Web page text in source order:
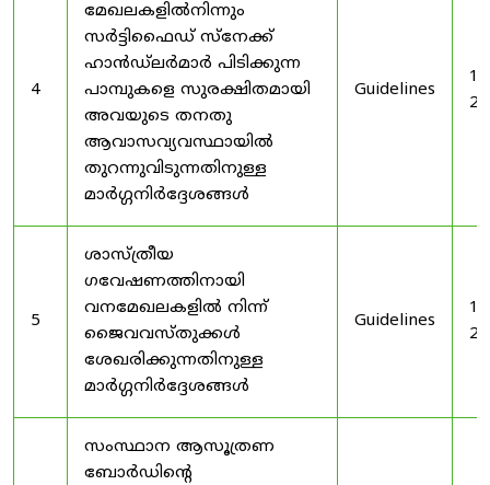
4
മേഖലകളിൽനിന്നും
സർട്ടിഫൈഡ് സ്നേക്ക്
ഹാൻഡ്‌ലർമാർ പിടിക്കുന്ന
പാമ്പുകളെ സുരക്ഷിതമായി
അവയുടെ തനതു
ആവാസവ്യവസ്ഥായിൽ
തുറന്നുവിടുന്നതിനുള്ള
മാർഗ്ഗനിർദ്ദേശങ്ങൾ
Guidelines
5
ശാസ്ത്രീയ
ഗവേഷണത്തിനായി
വനമേഖലകളിൽ നിന്ന്
ജൈവവസ്തുക്കൾ
ശേഖരിക്കുന്നതിനുള്ള
മാർഗ്ഗനിർദ്ദേശങ്ങൾ
Guidelines
സംസ്ഥാന ആസൂത്രണ
ബോർഡിൻ്റെ